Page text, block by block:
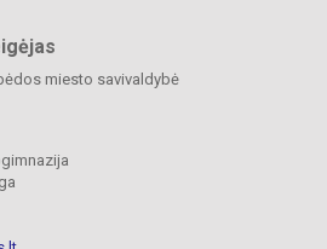
miesto savivaldybė